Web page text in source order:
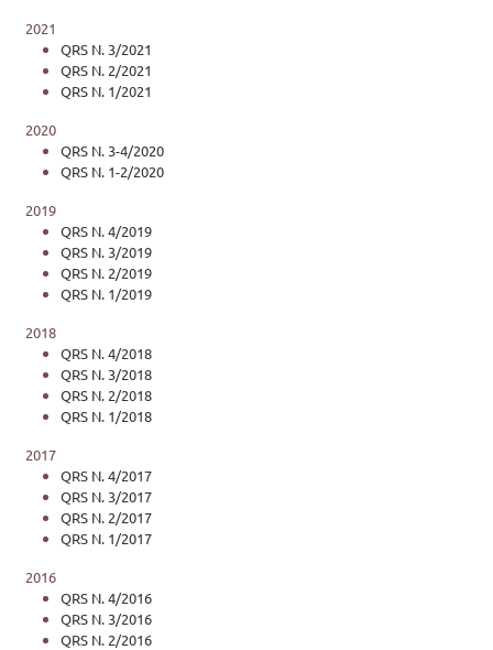
2021
QRS N. 3/2021
QRS N. 2/2021
QRS N. 1/2021
2020
QRS N. 3-4/2020
QRS N. 1-2/2020
2019
QRS N. 4/2019
QRS N. 3/2019
QRS N. 2/2019
QRS N. 1/2019
2018
QRS N. 4/2018
QRS N. 3/2018
QRS N. 2/2018
QRS N. 1/2018
2017
QRS N. 4/2017
QRS N. 3/2017
QRS N. 2/2017
QRS N. 1/2017
2016
QRS N. 4/2016
QRS N. 3/2016
QRS N. 2/2016